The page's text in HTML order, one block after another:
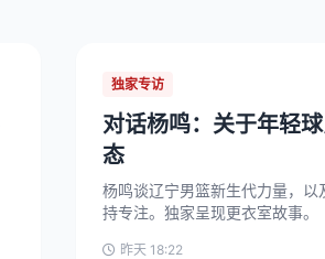
独家专访
对话杨鸣：关于年轻
态
杨鸣谈辽宁男篮新生代力量，以
持专注。独家呈现更衣室故事。
昨天 18:22